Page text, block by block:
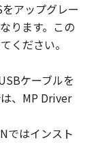
アップグレー
ります。この
ください。
ケーブルを
、MP Driver
ではインスト